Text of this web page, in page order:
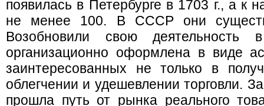
появилась в Петербурге в 1703 г., а к
не менее 100. В СССР они
Возобновили свою
организационно оформлена в виде
заинтересованных не только в
облегчении и удешевлении торговли.
прошла путь от рынка реального